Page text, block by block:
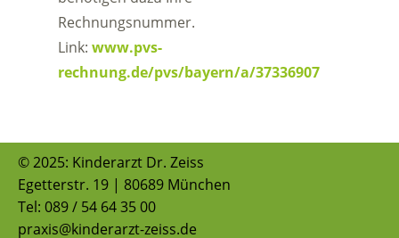
Rechnungsnummer.
Link: www.pvs-
rechnung.de/pvs/bayern/a/37336907
© 2025: Kinderarzt Dr. Zeiss
Egetterstr. 19 | 80689 München
Tel: 089 / 54 64 35 00
praxis@kinderarzt-zeiss.de